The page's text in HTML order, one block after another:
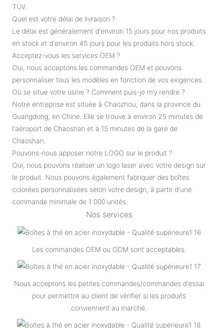
TÜV.
Quel est votre délai de livraison ?
Le délai est généralement d'environ 15 jours pour nos produits
en stock et d'environ 45 jours pour les produits hors stock.
Acceptez-vous les services OEM ?
Oui, nous acceptons les commandes OEM et pouvons
personnaliser tous les modèles en fonction de vos exigences.
Où se situe votre usine ? Comment puis-je m’y rendre ?
Notre entreprise est située à Chaozhou, dans la province du
Guangdong, en Chine. Elle se trouve à environ 25 minutes de
l'aéroport de Chaoshan et à 15 minutes de la gare de
Chaoshan.
Pouvons-nous apposer notre LOGO sur le produit ?
Oui, nous pouvons réaliser un logo laser avec votre design sur
le produit. Nous pouvons également fabriquer des boîtes
colorées personnalisées selon votre design, à partir d'une
commande minimale de 1 000 unités.
Nos services
Les commandes OEM ou ODM sont acceptables.
Nous acceptons les petites commandes/commandes d'essai
pour permettre au client de vérifier si les produits
conviennent au marché.